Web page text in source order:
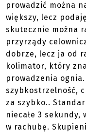
prowadzić można
większy, lecz
skutecznie można
przyrządy
dobrze, lecz ja od
kolimator, który
prowadzenia
szybkostrzelność,
za szybko..
niecałe 3 sekundy,
w rachubę.